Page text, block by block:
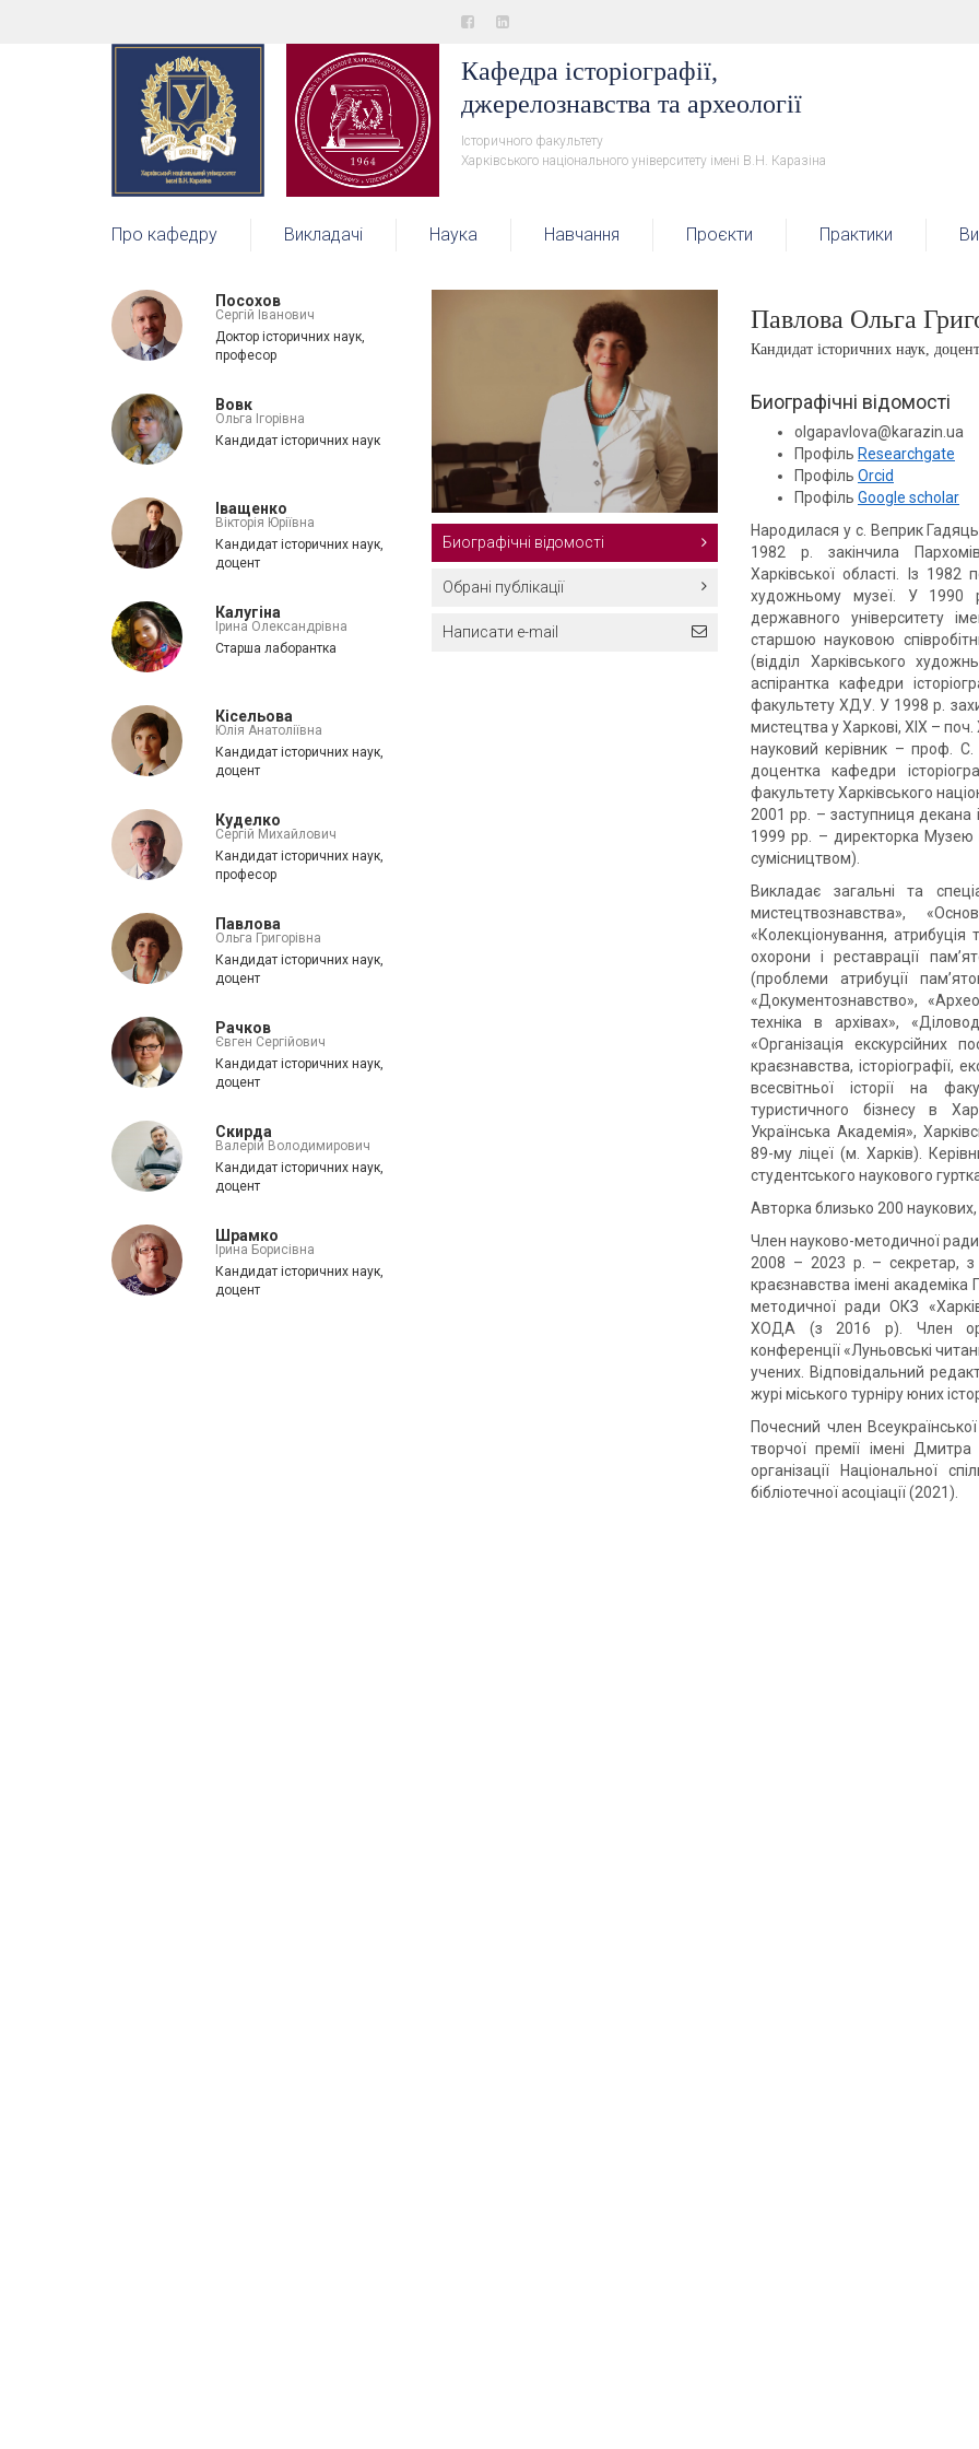
Кафедра історіографії,
джерелознавства та археології
Історичного факультету
Харківського національного університету імені В.Н. Каразіна
Про кафедру Викладачі Наука Навчання Проєкти Практики
Посохов
Сергій Іванович
Доктор історичних наук,
професор
Вовк
Ольга Ігорівна
Кандидат історичних наук
Іващенко
Вікторія Юріївна
Кандидат історичних наук,
доцент
Калугіна
Ірина Олександрівна
Старша лаборантка
Кісельова
Юлія Анатоліївна
Кандидат історичних наук,
доцент
Куделко
Сергій Михайлович
Кандидат історичних наук,
професор
Павлова
Ольга Григорівна
Кандидат історичних наук,
доцент
Рачков
Євген Сергійович
Кандидат історичних наук,
доцент
Скирда
Валерій Володимирович
Кандидат історичних наук,
доцент
Шрамко
Ірина Борисівна
Кандидат історичних наук,
доцент
Биографічні відомості
Обрані публікації
Написати e-mail
Павлова Ольга
Кандидат історичних наук, доцент
Биографічні відомості
olgapavlova@karazin.ua
Профіль Researchgate
Профіль Orcid
Профіль Google scholar
Народилася у с. Веприк
1982 р. закінчила
Харківської області. Із
художньому музеї. У 1990 р.
державного університету
старшою науковою
(відділ Харківського
аспірантка кафедри
факультету ХДУ. У 1998 р.
мистецтва у Харкові, ХІХ –
науковий керівник – проф.
доцентка кафедри
факультету Харківського
2001 рр. – заступниця декана
1999 рр. – директорка Музею
сумісництвом).
Викладає загальні та
мистецтвознавства»,
«Колекціонування, атрибуція
охорони і реставрації
(проблеми атрибуції
«Документознавство»,
техніка в архівах»,
«Організація екскурсійних
краєзнавства, історіографії,
всесвітньої історії на
туристичного бізнесу в
Українська Академія»,
89-му ліцеї (м. Харків).
студентського наукового
Авторка близько 200
Член науково-методичної ради
2008 – 2023 р. – секретар,
краєзнавства імені
методичної ради ОКЗ
ХОДА (з 2016 р). Член
конференції «Луньовські
учених. Відповідальний
журі міського турніру юних
Почесний член
творчої премії імені
організації Національної
бібліотечної асоціації (2021).